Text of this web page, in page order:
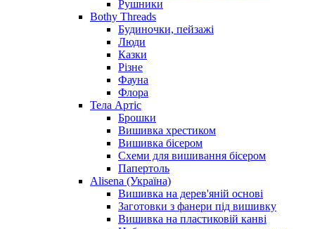
Рушники
Bothy Threads
Будиночки, пейзажі
Люди
Казки
Різне
Фауна
Флора
Тела Артіс
Брошки
Вишивка хрестиком
Вишивка бісером
Схеми для вишивання бісером
Папертоль
Alisena (Україна)
Вишивка на дерев'яній основі
Заготовки з фанери під вишивку
Вишивка на пластиковій канві